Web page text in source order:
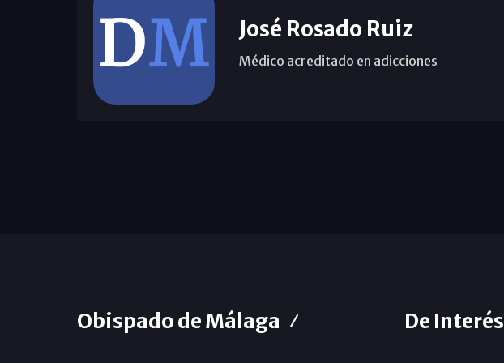
José Rosado Ruiz
Médico acreditado en adicciones
Obispado de Málaga De Interés